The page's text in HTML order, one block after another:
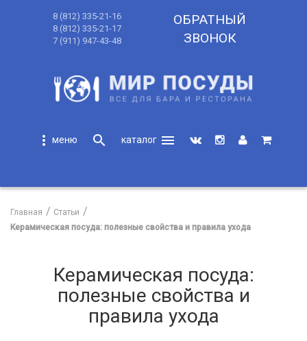
8 (812) 335-21-16
8 (812) 335-21-17
7 (911) 947-43-48
ОБРАТНЫЙ
ЗВОНОК
more_vert search
menu
Главная
Статьи
Керамическая посуда: полезные свойства и правила ухода
Керамическая посуда:
полезные свойства и
правила ухода